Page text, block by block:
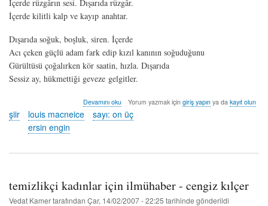
İçerde rüzgârın sesi. Dışarıda rüzgâr.
İçerde kilitli kalp ve kayıp anahtar.
Dışarıda soğuk, boşluk, siren. İçerde
Acı çeken güçlü adam fark edip kızıl kanının soğuduğunu
Gürültüsü çoğalırken kör saatin, hızla. Dışarıda
Sessiz ay, hükmettiği geveze gelgitler.
çeviri
louis
ersin
Devamını oku Yorum yazmak için giriş yapınya da kayıt olun
şiir
louis macneice
ersin engin
sayı: on üç
temizlikçi kadınlar için ilmühaber - cengiz kılçer
Vedat Kamertarafından Çar, 14/02/2007 - 22:25 tarihinde gönderildi